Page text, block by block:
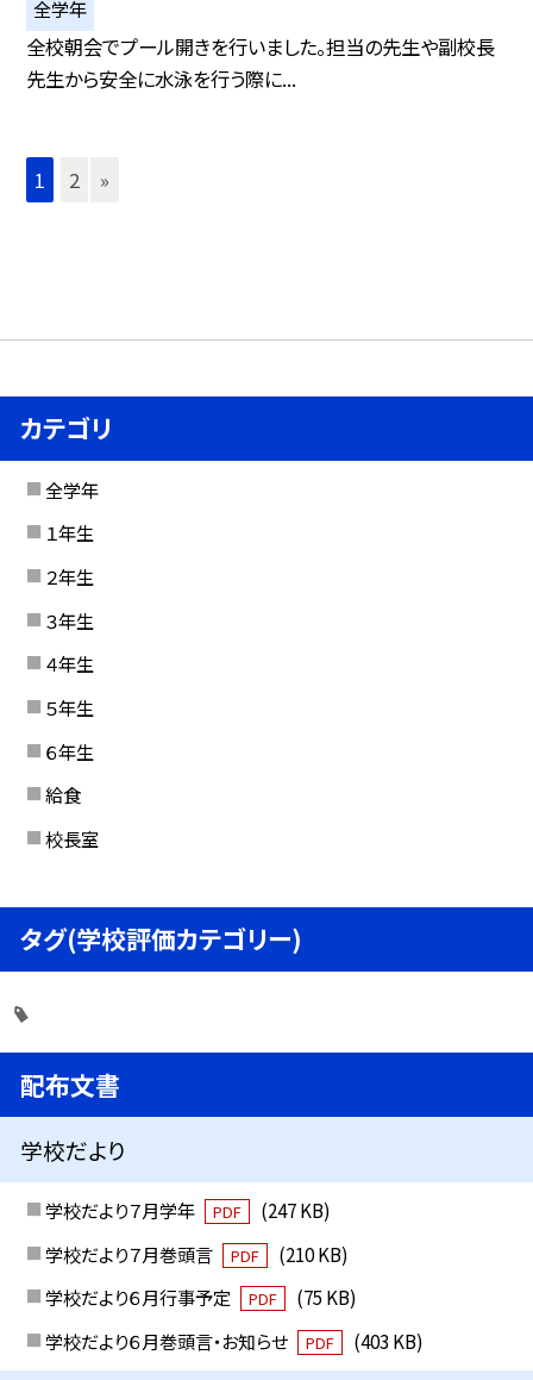
全学年
全校朝会でプール開きを行いました。担当の先生や副校長
先生から安全に水泳を行う際に...
1 2 »
カテゴリ
全学年
１年生
２年生
３年生
４年生
５年生
６年生
給食
校長室
タグ(学校評価カテゴリー)
配布文書
学校だより
学校だより７月学年 PDF
(247 KB)
学校だより７月巻頭言
PDF
(210 KB)
学校だより６月行事予定
PDF
(75 KB)
学校だより６月巻頭言・お知らせ
PDF (403 KB)